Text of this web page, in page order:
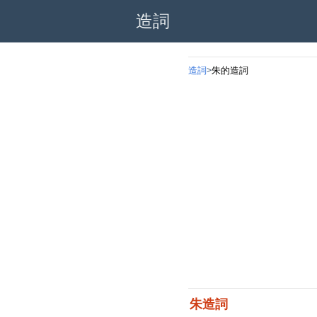
造詞
造詞 朱的造詞
朱造詞